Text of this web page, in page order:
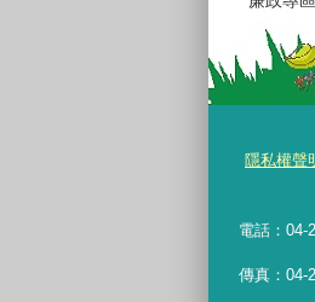
隱私權聲
電話：04-
傳真：